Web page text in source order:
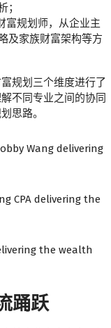
；
规划师，从企业主
及家族财富架构等方
规划三个维度进行了
不同专业之间的协同
思路。
踊跃